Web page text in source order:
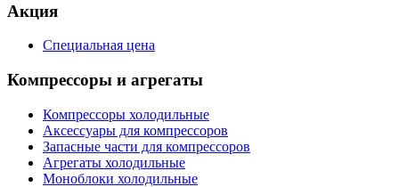
Акция
Специальная цена
Компрессоры и агрегаты
Компрессоры холодильные
Аксессуары для компрессоров
Запасные части для компрессоров
Агрегаты холодильные
Моноблоки холодильные